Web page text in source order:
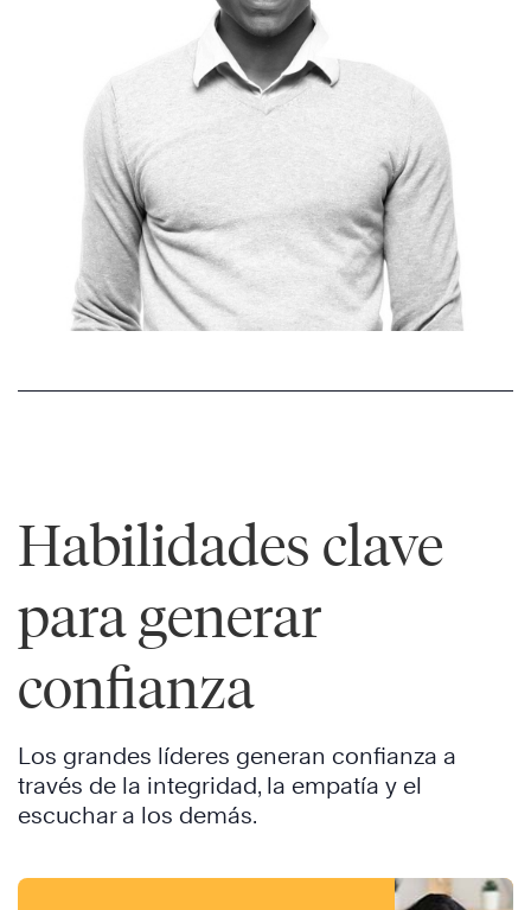
Habilidades clave
para generar
confianza
Los grandes líderes generan confianza a
través de la integridad, la empatía y el
escuchar a los demás.